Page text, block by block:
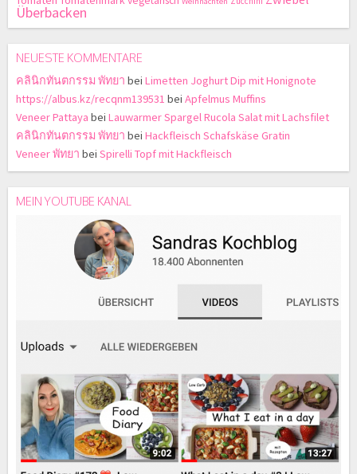
Überbacken
NEUESTE KOMMENTARE
คลินิกทันตกรรม พัทยา bei Limetten Joghurt Dip mit Honignote
https://albus.kz/recqnm139531 bei Apfelmus Muffins
Veneer Pattaya bei Lauwarmer Spargel Rucola Salat mit Lachsfilet
คลินิกทันตกรรม พัทยา bei Hackfleisch Schafskäse Gratin
Veneer พัทยา bei Spirelli Topf mit Hackfleisch
MEIN YOUTUBE KANAL